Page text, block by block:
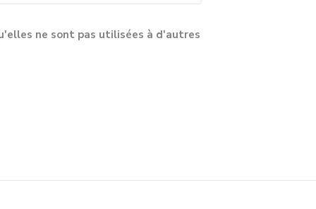
ne sont pas utilisées à d'autres